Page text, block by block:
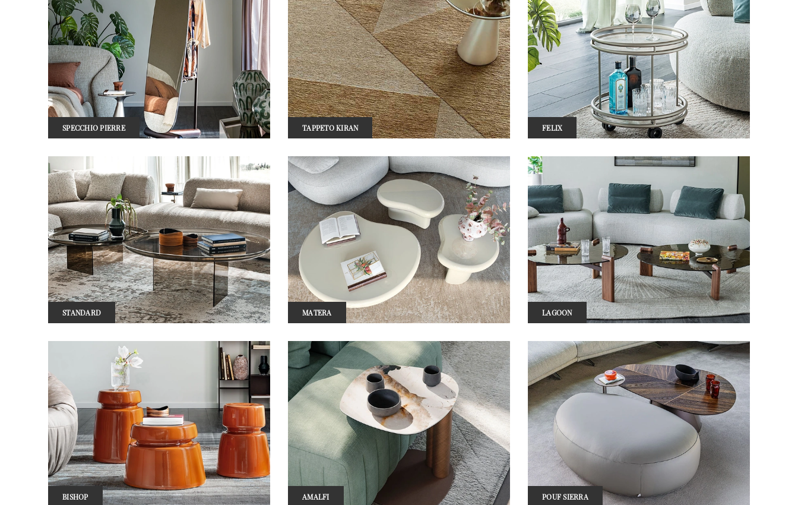
SPECCHIO PIERRE TAPPETO KIRAN FELIX
STANDARD MATERA LAGOON
BISHOP AMALFI POUF SIERRA